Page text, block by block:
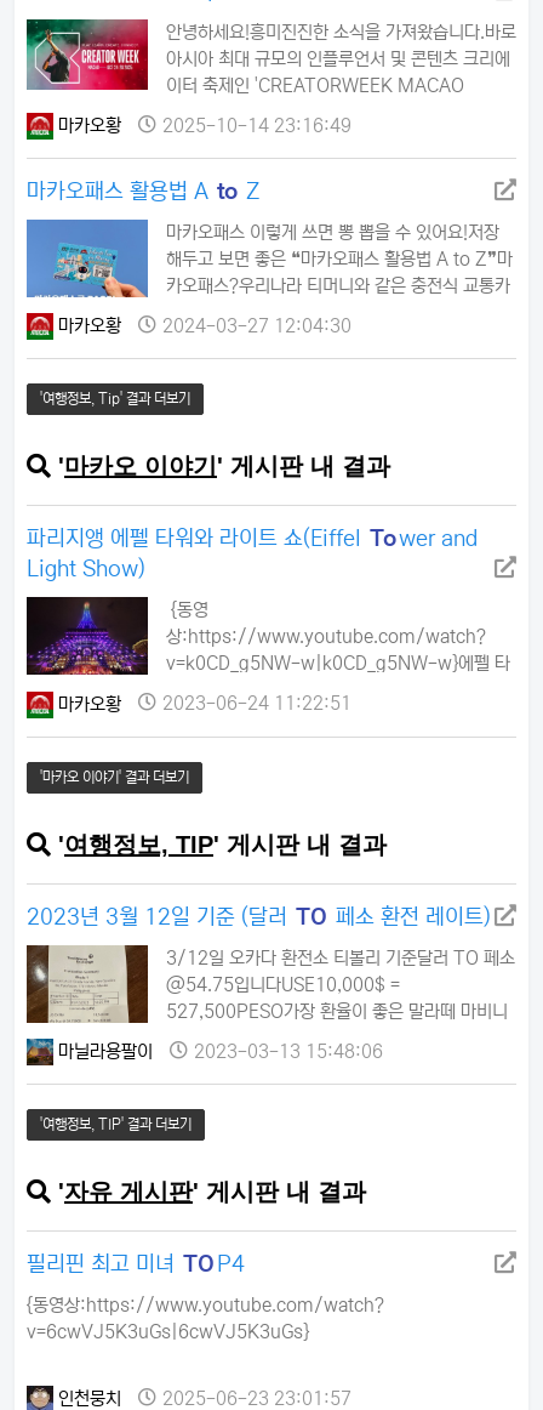
요.💸 홍콩 공항 ➡ 마카오 0원 이동! 'Fly you to
Macao' 완전 정복복잡한…
안녕하세요!흥미진진한 소식을 가져왔습니다.바로
아시아 최대 규모의 인플루언서 및 콘텐츠 크리에
이터 축제인 'CREATORWEEK MACAO
니다!글로벌 크리에이터 이코노미의 현재와 미래
를 경험하고 싶으신 분들에게는 놓칠 수 없는 기회
가 될 것 같아요!📅 언제, 어디서?기간: 2025년
10월 24일 (금) ~ 10월 28일 (화) (5일간)장소:
마카오의 주요 리조트 및 여러 상징적인 장소✨
CreatorWeek Macao 2025, 무엇을 기대할 수
있을까요?이번 행사는 비즈니스, …
마카오황 2025-10-14 23:16:49
마카오패스 활용법 A to Z
마카오패스 이렇게 쓰면 뽕 뽑을 수 있어요!저장
해두고 보면 좋은 ❝마카오패스 활용법 A to Z❞마
카오패스?우리나라 티머니와 같은 충전식 교통카
의점과 슈퍼마켓 등 가맹점에서도 사용 가능합니
다!걸을 일이 많은 마카오에서는 버스를 자주 이용
하게 되는데요, 마카오 버스는 잔돈을 거슬러주지
않아 낭비되는 돈이 생깁니다. 이럴 때 필요한 마
까요?- 마카오패스는 세븐일레븐과 Circle K 편
공…
마카오황 2024-03-27 12:04:30
'여행정보, Tip' 결과 더보기
'마카오 이야기 ' 게시판 내 결과
파리지앵 에펠 타워와 라이트 쇼(Eiffel Tower and
Light Show)
{동영
상:https://www.youtube.com/watch?
v=k0CD_g5NW-w|k0CD_g5NW-w}에펠 타
Show)파리지앵 마카오의 시그너처인 에펠탑은
높이 약 162m로 7층과 37층에는 전망대가 있습
니다. 또한 엘레베이터를 타면 40초 만에 정상에
다다를 수 있는데 이 곳에선 마카오와 코타이 스트
질 무렵이 되면 에펠탑은 조명을 밝히고 방문객들
는데, 이 때 에펠탑에서는 …
마카오황 2023-06-24 11:22:51
'마카오 이야기' 결과 더보기
'여행정보, TIP' 게시판 내 결과
2023년 3월 12일 기준 (달러 TO 페소 환전 레이트)
3/12일 오카다 환전소 티볼리 기준달러 TO 페소
@54.75입니다USE10,000$ =
527,500PESO가장 환율이 좋은 말라떼 마비니
에 위치한 SHEENA 와 이찌방 과 비교했을 때 동
일합니다.리조트월드 1층 케셔 옆 환전소도 비슷
할 듯 합니다.해당 환율 감안하셔서 환전하시고절
대인천공항이나 /마닐라 공항에서환전하지마세요
환율 정말 말도안됩니다!
마닐라용팔이 2023-03-13 15:48:06
'여행정보, TIP' 결과 더보기
'자유 게시판' 게시판 내 결과
필리핀 최고 미녀 TO P4
{동영상:https://www.youtube.com/watch?
v=6cwVJ5K3uGs|6cwVJ5K3uGs}
인천뭉치 2025-06-23 23:01:57